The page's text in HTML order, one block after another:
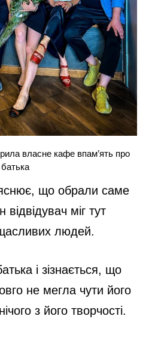
власне кафе впам’ять про
батька
що обрали саме
міг тут
людей.
і зізнається, що
не мегла чути його
з його творчості.